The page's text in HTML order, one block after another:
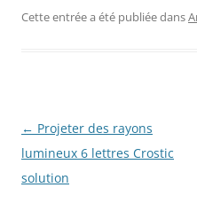
Cette entrée a été publiée dans
Navigation
des
articles
← Projeter des rayons
lumineux 6 lettres Crostic
solution